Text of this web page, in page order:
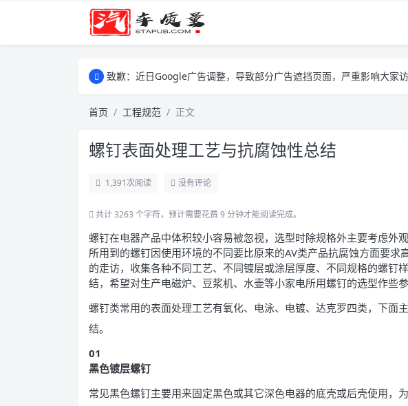
致歉：近日Google广告调整，导致部分广告遮挡页面，严重影响大家
致歉：近日Google广告调整，导致部分广告遮挡页面，严重影响大家
首页 工程规范 正文
螺钉表面处理工艺与抗腐蚀性总结
1,391次阅读 没有评论
共计 3263 个字符，预计需要花费 9 分钟才能阅读完成。
螺钉在电器产品中体积较小容易被忽视，选型时除规格外主要考虑外
所用到的螺钉因使用环境的不同要比原来的AV类产品抗腐蚀方面要求
的走访，收集各种不同工艺、不同镀层或涂层厚度、不同规格的螺钉
结，希望对生产电磁炉、豆浆机、水壶等小家电所用螺钉的选型作些参
螺钉类常用的表面处理工艺有氧化、电泳、电镀、达克罗四类，下面
结。
01
黑色镀层螺钉
常见黑色螺钉主要用来固定黑色或其它深色电器的底壳或后壳使用，